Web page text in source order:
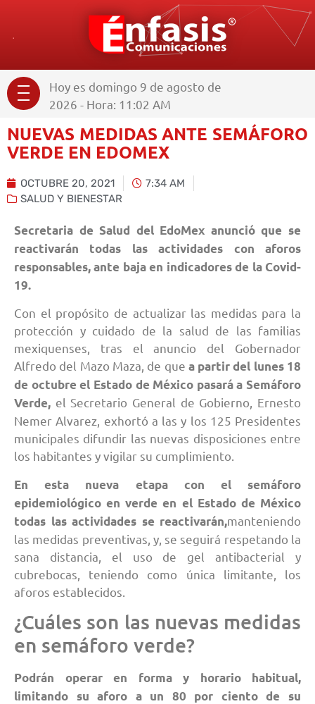
Hoy es domingo 9 de agosto de
2026 - Hora: 11:02 AM
NUEVAS MEDIDAS ANTE SEMÁFORO
VERDE EN EDOMEX
OCTUBRE 20, 2021
7:34 AM
SALUD Y BIENESTAR
Secretaria de Salud del EdoMex anunció que se
reactivarán todas las actividades con aforos
responsables, ante baja en indicadores de la Covid-
19.
Con el propósito de actualizar las medidas para la
protección y cuidado de la salud de las familias
mexiquenses, tras el anuncio del Gobernador
Alfredo del Mazo Maza, de que a partir del lunes 18
de octubre el Estado de México pasará a Semáforo
Verde, el Secretario General de Gobierno, Ernesto
Nemer Alvarez, exhortó a las y los 125 Presidentes
municipales difundir las nuevas disposiciones entre
los habitantes y vigilar su cumplimiento.
En esta nueva etapa con el semáforo
epidemiológico en verde en el Estado de México
todas las actividades se reactivarán,manteniendo
las medidas preventivas, y, se seguirá respetando la
sana distancia, el uso de gel antibacterial y
cubrebocas, teniendo como única limitante, los
aforos establecidos.
¿Cuáles son las nuevas medidas
en semáforo verde?
Podrán operar en forma y horario habitual,
limitando su aforo a un 80 por ciento de su